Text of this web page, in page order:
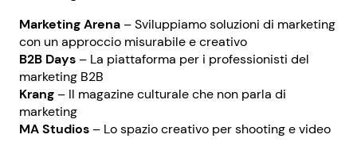
Marketing Arena – Sviluppiamo soluzioni di marketing
con un approccio misurabile e creativo
B2B Days – La piattaforma per i professionisti del
marketing B2B
Krang – Il magazine culturale che non parla di
marketing
MA Studios – Lo spazio creativo per shooting e video